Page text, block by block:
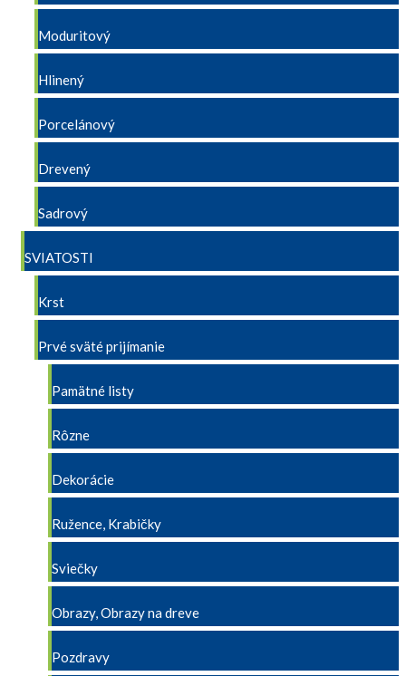
Moduritový
Hlinený
Porcelánový
Drevený
Sadrový
SVIATOSTI
Krst
Prvé sväté prijímanie
Pamätné listy
Rôzne
Dekorácie
Ružence, Krabičky
Sviečky
Obrazy, Obrazy na dreve
Pozdravy